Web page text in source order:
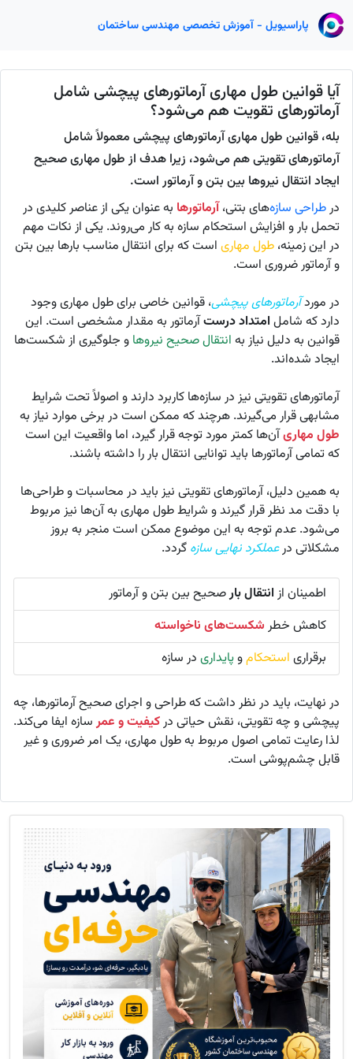
پاراسیویل - آموزش تخصصی مهندسی ساختمان
آیا قوانین طول مهاری آرماتورهای پیچشی شامل
آرماتورهای تقویت هم می‌شود؟
بله، قوانین طول مهاری آرماتورهای پیچشی معمولاً شامل
آرماتورهای تقویتی هم می‌شود، زیرا هدف از طول مهاری صحیح
ایجاد انتقال نیروها بین بتن و آرماتور است.
درطراحی سازه‌های بتنی،آرماتورها به عنوان یکی از عناصر کلیدی در
تحمل بار و افزایش استحکام سازه به کار می‌روند. یکی از نکات مهم
در این زمینه، طول مهاری است که برای انتقال مناسب بارها بین بتن
و آرماتور ضروری است.
در موردآرماتورهای پیچشی، قوانین خاصی برای طول مهاری وجود
دارد که شامل امتداد درستآرماتور به مقدار مشخصی است. این
قوانین به دلیل نیاز به انتقال صحیح نیروها و جلوگیری از شکست‌ها
ایجاد شده‌اند.
آرماتورهای تقویتی نیز در سازه‌ها کاربرد دارند و اصولاً تحت شرایط
مشابهی قرار می‌گیرند. هرچند که ممکن است در برخی موارد نیاز به
طول مهاریآن‌ها کمتر مورد توجه قرار گیرد، اما واقعیت این است
که تمامی آرماتورها باید توانایی انتقال بار را داشته باشند.
به همین دلیل،آرماتورهای تقویتی نیز باید در محاسبات و طراحی‌ها
با دقت مد نظر قرار گیرند و شرایط طول مهاری به آن‌ها نیز مربوط
می‌شود. عدم توجه به این موضوع ممکن است منجر به بروز
مشکلاتی درعملکرد نهایی سازه گردد.
اطمینان از انتقال بارصحیح بین بتن و آرماتور
کاهش خطر شکست‌های ناخواسته
برقراری استحکاموپایداری در سازه
در نهایت، باید در نظر داشت که طراحی و اجرای صحیح آرماتورها، چه
پیچشی و چه تقویتی، نقش حیاتی درکیفیت و عمرسازه ایفا می‌کند.
لذا رعایت تمامی اصول مربوط به طول مهاری، یک امر ضروری و غیر
قابل چشم‌پوشی است.